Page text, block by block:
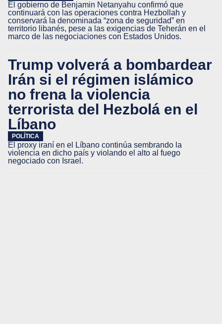
El gobierno de Benjamin Netanyahu confirmó que
continuará con las operaciones contra Hezbollah y
conservará la denominada “zona de seguridad” en
territorio libanés, pese a las exigencias de Teherán en el
marco de las negociaciones con Estados Unidos.
Trump volverá a bombardear
Irán si el régimen islámico
no frena la violencia
terrorista del Hezbolá en el
Líbano
POLÍTICA
El proxy iraní en el Líbano continúa sembrando la
violencia en dicho país y violando el alto al fuego
negociado con Israel.